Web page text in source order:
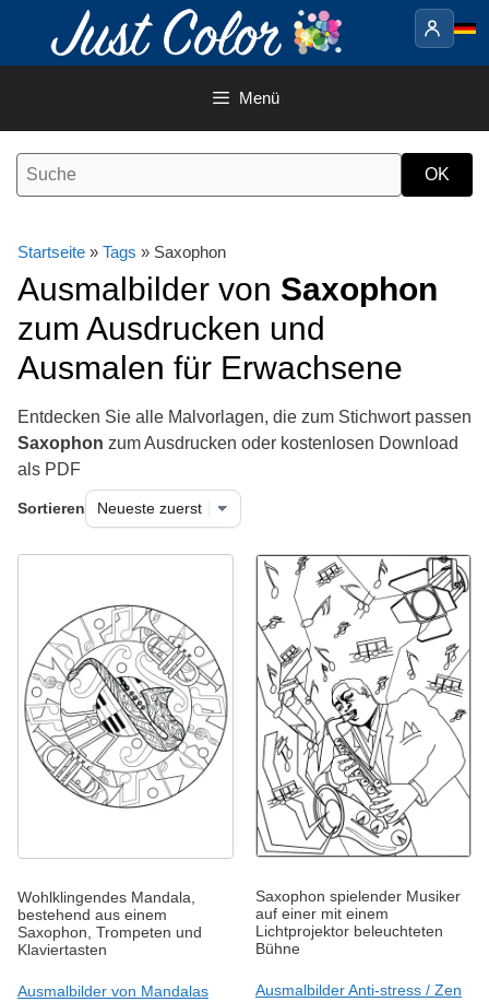
Inhalt
Menü
Startseite » Tags » Saxophon
Ausmalbilder von Saxophon
zum Ausdrucken und
Ausmalen für Erwachsene
Entdecken Sie alle Malvorlagen, die zum Stichwort passen
Saxophon zum Ausdrucken oder kostenlosen Download
als PDF
Sortieren
Wohlklingendes Mandala,
bestehend aus einem
Saxophon, Trompeten und
Klaviertasten
Ausmalbilder von Mandalas
Saxophon spielender Musiker
auf einer mit einem
Lichtprojektor beleuchteten
Bühne
Ausmalbilder Anti-stress / Zen